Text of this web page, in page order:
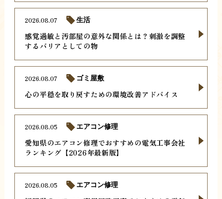
感覚過敏と汚部屋の意外な関係とは？刺激を調整
するバリアとしての物
2026.08.07 生活
心の平穏を取り戻すための環境改善アドバイス
2026.08.07 ゴミ屋敷
愛知県のエアコン修理でおすすめの電気工事会社
ランキング【2026年最新版】
2026.08.05 エアコン修理
2026.08.05 エアコン修理